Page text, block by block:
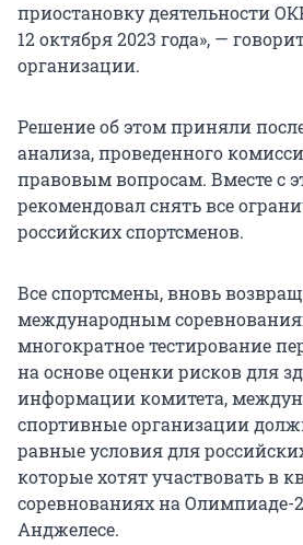
приостановку деятельности
12 октября 2023 года», —
организации.
Решение об этом приняли
анализа, проведенного
правовым вопросам. Вместе с
рекомендовал снять все
российских спортсменов.
Все спортсмены, вновь
международным
многократное тестирование
на основе оценки рисков для
информации комитета,
спортивные организации
равные условия для
которые хотят участвовать в
соревнованиях на Олимпиаде-
Анджелесе.